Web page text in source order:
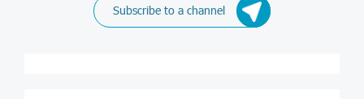
Subscribe to a channel